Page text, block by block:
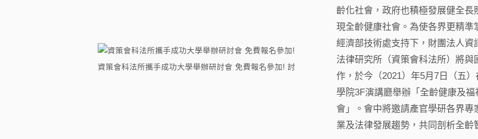
資策會科法所攜手成功大學舉辦研討會 免費報名參加! 討
齡化社會，政府也積極發展健全長
現全齡健康社會。為使各界更精準
經濟部技術處支持下，財團法人資
法律研究所（資策會科法所）將與
作，於今（2021）年5月7日（五
學院3F演講廳舉辦「全齡健康及
會」。會中將邀請產官學研各界專
業及法律發展趨勢，共同剖析全齡